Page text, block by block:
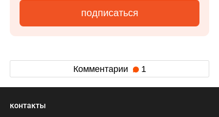
подписаться
Комментарии 1
контакты